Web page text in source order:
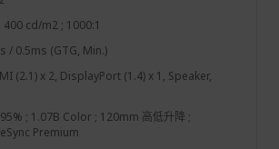
400 cd/m2 ; 1000:1
/ 0.5ms (GTG, Min.)
(2.1) x 2, DisplayPort (1.4) x 1, Speaker,
; 1.07B Color ; 120mm 高低升降 ;
Premium